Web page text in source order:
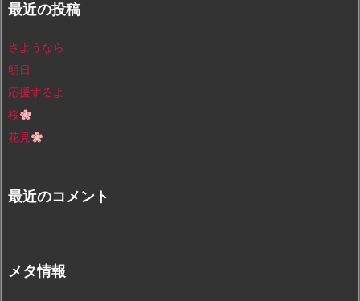
最近の投稿
さようなら
明日
応援するよ
桜
花見
最近のコメント
メタ情報